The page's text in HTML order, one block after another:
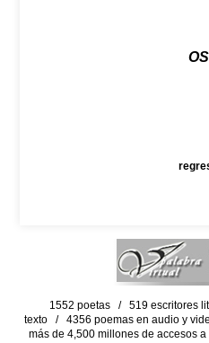
1552 poetas / 519 escritores
texto / 4356 poemas en audio y
más de 4,500 millones de accesos